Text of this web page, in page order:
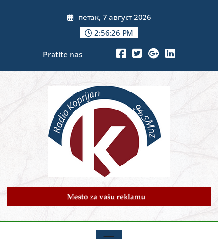
петак, 7 август 2026
2:56:28 PM
Pratite nas